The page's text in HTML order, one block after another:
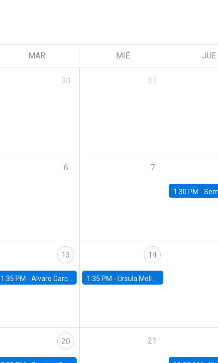
MAR MIÉ JUE
30 31
6 7
1:30 PM -Seminario: “Recuperando
13
1:35 PM - Alvaro Garcia-Marin, Universidad de Los Andes
14
1:35 PM -Ursula Mello, Insper - Institute of Education and Research
20 21